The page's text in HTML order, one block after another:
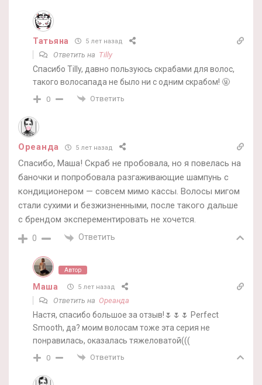
Татьяна 5 лет назад
Ответить на Tilly
Спасибо Tilly, давно пользуюсь скрабами для волос,
такого волосапада не было ни с одним скрабом! 🤬
0 Ответить
Ореанда 5 лет назад
Спасибо, Маша! Скраб не пробовала, но я повелась на
баночки и попробовала разгаживающие шампунь с
кондиционером — совсем мимо кассы. Волосы мигом
стали сухими и безжизненными, после такого дальше
с брендом эксперементировать не хочется.
0 Ответить
Автор
Маша 5 лет назад
Ответить на Ореанда
Настя, спасибо большое за отзыв!🌷🌷🌷 Perfect
Smooth, да? моим волосам тоже эта серия не
понравилась, оказалась тяжеловатой(((
0 Ответить